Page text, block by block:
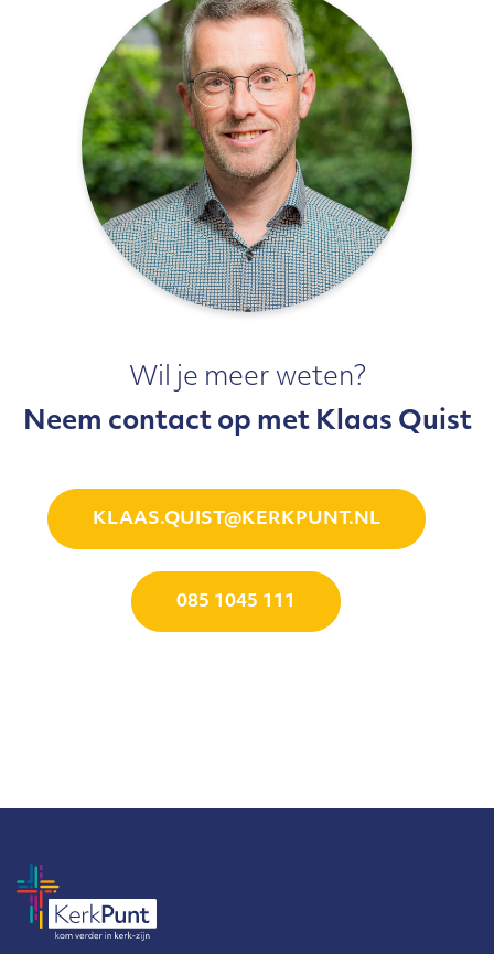
Wil je meer weten?
Neem contact op met Klaas Quist
KLAAS.QUIST@KERKPUNT.NL
085 1045 111